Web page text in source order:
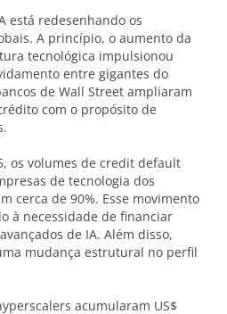
está redesenhando os
A princípio, o aumento da
tecnológica impulsionou
entre gigantes do
de Wall Street ampliaram
com o propósito de
os volumes de credit default
de tecnologia dos
cerca de 90%. Esse movimento
à necessidade de financiar
de IA. Além disso,
mudança estrutural no perfil
acumularam US$